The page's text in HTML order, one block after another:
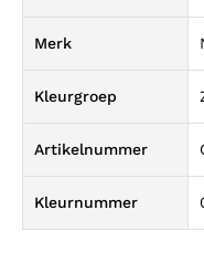
Merk
Kleurgroep
Artikelnummer
Kleurnummer